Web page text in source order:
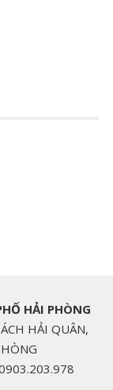
HẢI PHÒNG
HẢI QUÂN,